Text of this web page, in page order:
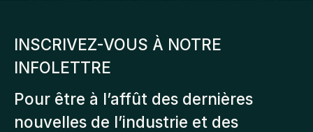
INSCRIVEZ-VOUS À NOTRE
INFOLETTRE
Pour être à l’affût des dernières
nouvelles de l’industrie et des